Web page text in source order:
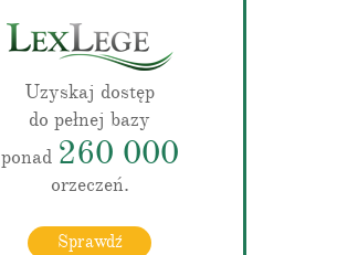
Uzyskaj dostęp
do pełnej bazy
ponad 260 000
orzeczeń.
Sprawdź